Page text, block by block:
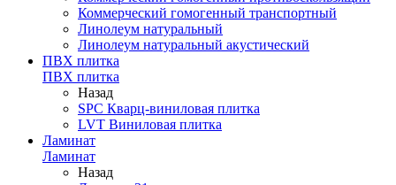
Коммерческий гомогенный транспортный
Линолеум натуральный
Линолеум натуральный акустический
ПВХ плитка
ПВХ плитка
Назад
SPC Кварц-виниловая плитка
LVT Виниловая плитка
Ламинат
Ламинат
Назад